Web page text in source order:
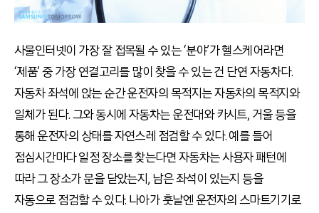
사물인터넷이 가장 잘 접목될 수 있는 ‘분야’가 헬스케어라면
‘제품’ 중 가장 연결고리를 많이 찾을 수 있는 건 단연 자동차다.
자동차 좌석에 앉는 순간 운전자의 목적지는 자동차의 목적지와
일체가 된다. 그와 동시에 자동차는 운전대와 카시트, 거울 등을
통해 운전자의 상태를 자연스레 점검할 수 있다. 예를 들어
점심시간마다 일정 장소를 찾는다면 자동차는 사용자 패턴에
따라 그 장소가 문을 닫았는지, 남은 좌석이 있는지 등을
자동으로 점검할 수 있다. 나아가 훗날엔 운전자의 스마트기기로